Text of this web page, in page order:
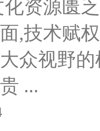
资源匮
,技术赋
众视野
...